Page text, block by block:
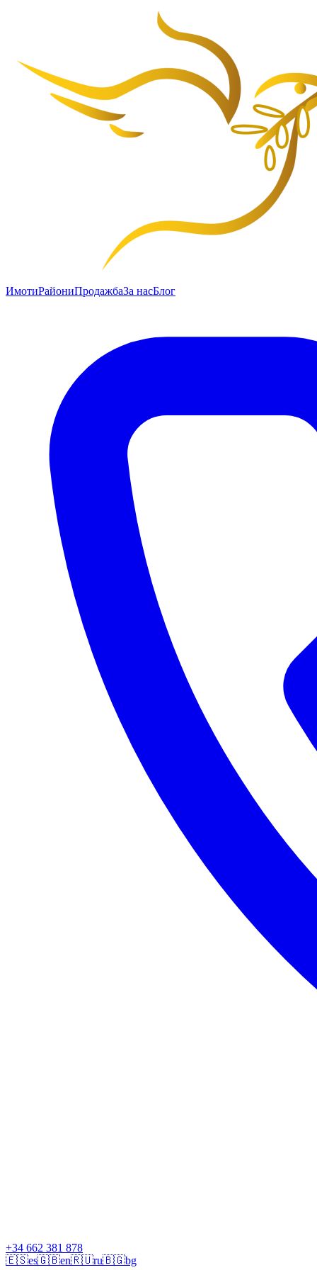
ИмотиРайониПродажбаЗа насБлог
+34 662 381 878
🇪🇸es🇬🇧en🇷🇺ru🇧🇬bg